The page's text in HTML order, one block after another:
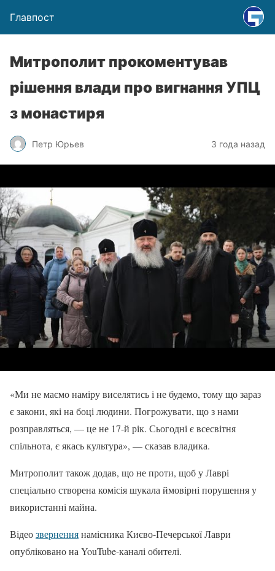
Главпост
Митрополит прокоментував
рішення влади про вигнання УПЦ
з монастиря
Петр Юрьев 3 года назад
«Ми не маємо наміру виселятись і не будемо, тому що зараз
є закони, які на боці людини. Погрожувати, що з нами
розправляться, — це не 17-й рік. Сьогодні є всесвітня
спільнота, є якась культура», — сказав владика.
Митрополит також додав, що не проти, щоб у Лаврі
спеціально створена комісія шукала ймовірні порушення у
використанні майна.
Відеозверненнянамісника Києво-Печерської Лаври
опубліковано на YouTube-каналі обителі.